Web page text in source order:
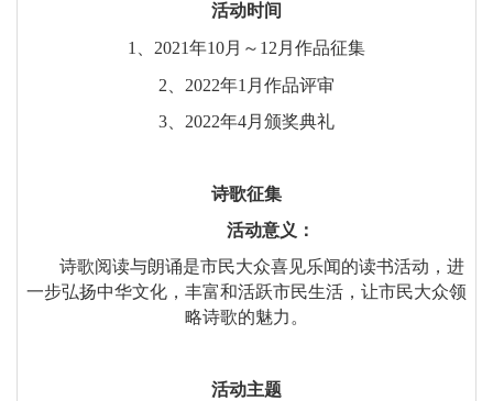
活动时间
1、2021年10月～12月作品征集
2、2022年1月作品评审
3、2022年4月颁奖典礼
诗歌征集
活动意义：
诗歌阅读与朗诵是市民大众喜见乐闻的读书活动，进
一步弘扬中华文化，丰富和活跃市民生活，让市民大众领
略诗歌的魅力。
活动主题